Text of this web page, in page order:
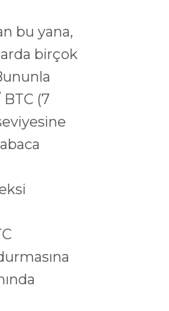
bu yana,
birçok
(7